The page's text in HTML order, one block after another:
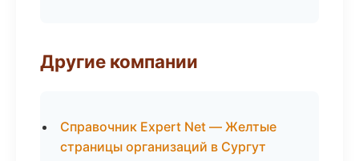
Другие компании
Справочник Expert Net — Желтые
страницы организаций в Сургут